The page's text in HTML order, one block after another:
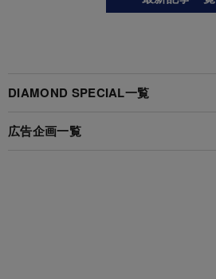
DIAMOND SPECIAL一覧
広告企画一覧